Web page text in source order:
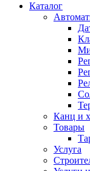
Каталог
Канц и
Товары
Услуга